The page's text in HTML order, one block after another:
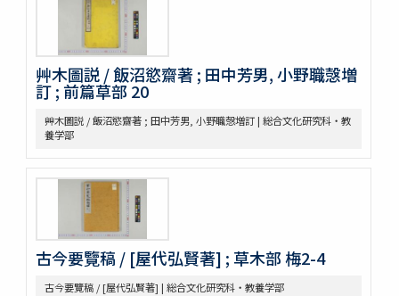
本草綱目 52巻序目1巻圖3巻瀕湖脉學1巻奇經八脉攷1巻脉訣攷證1巻
坿本草綱目拾遺10巻坿本草萬方鍼線8巻 / (明) 李時珍撰輯 ; (清) 呉毓
昌較訂
本草求眞 12巻序目圖1巻 / (清) 黄宮繍纂呈 ; (清) 黄宮黻校訂 ; (清)
黄學昌 [ほか] 校字
本草和名索引
本草從新 18巻總義1巻 / (清) 呉儀洛 [撰]
本草通玄
袖珍鑑本草綱目 / [前田利保著]
魚類, 禽類, 草木, 和漢譯名
紫藤園攷證 / 源翠嶽鑒定
有毒便覧
毒品便覧
艸木圖説 / 飯沼慾齋著 ; 田中芳男, 小野職愨増
訂 ; 前篇草部 20
艸木圖説 / 飯沼慾齋著 ; 田中芳男, 小野職愨増訂 | 総合文化研究科・教
養学部
古今要覽稿 / [屋代弘賢著] ; 草木部 梅2-4
古今要覽稿 / [屋代弘賢著] | 総合文化研究科・教養学部